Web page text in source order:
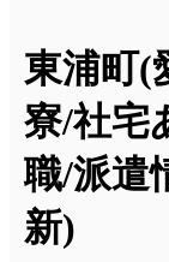
東浦町(
寮/社宅
職/派遣
新)